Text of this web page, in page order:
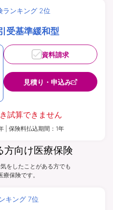
ランキング 2位
受基準緩和型
資料請求
見積り・申込み
試算できません
険期間：1年 | 保険料払込期間：1年
方向け医療保険
をしたことがある方でも
療保険です。
キング 7位